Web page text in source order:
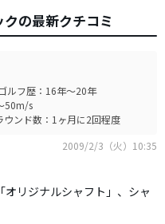
の最新クチコミ
ゴルフ歴：16年～20年
50m/s
ウンド数：1ヶ月に2回程度
2009/2/3（火）10:35
オリジナルシャフト」、シャ